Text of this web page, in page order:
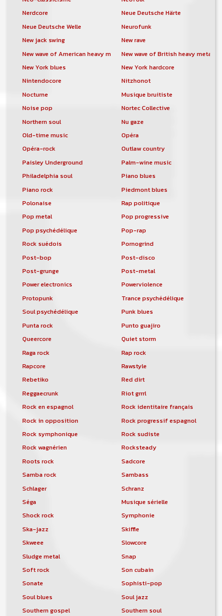
Nerdcore
Neue Deutsche Härte
Neue Deutsche Welle
Neurofunk
New jack swing
New rave
New wave of American heavy metalNew wave of British heavy metal
New York blues
New York hardcore
Nintendocore
Nitzhonot
Nocturne
Musique bruitiste
Noise pop
Nortec Collective
Northern soul
Nu gaze
Old-time music
Opéra
Opéra-rock
Outlaw country
Paisley Underground
Palm-wine music
Philadelphia soul
Piano blues
Piano rock
Piedmont blues
Polonaise
Rap politique
Pop metal
Pop progressive
Pop psychédélique
Pop-rap
Rock suédois
Pornogrind
Post-bop
Post-disco
Post-grunge
Post-metal
Power electronics
Powerviolence
Protopunk
Trance psychédélique
Soul psychédélique
Punk blues
Punta rock
Punto guajiro
Queercore
Quiet storm
Raga rock
Rap rock
Rapcore
Rawstyle
Rebetiko
Red dirt
Reggaecrunk
Riot grrrl
Rock en espagnol
Rock identitaire français
Rock in opposition
Rock progressif espagnol
Rock symphonique
Rock sudiste
Rock wagnérien
Rocksteady
Roots rock
Sadcore
Samba rock
Sambass
Schlager
Schranz
Séga
Musique sérielle
Shock rock
Symphonie
Ska-jazz
Skiffle
Skweee
Slowcore
Sludge metal
Snap
Soft rock
Son cubain
Sonate
Sophisti-pop
Soul blues
Soul jazz
Southern gospel
Southern soul